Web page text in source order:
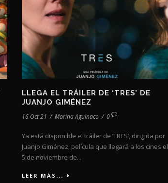
LLEGA EL TRÁILER DE ‘TRES’ DE
JUANJO GIMÉNEZ
16 Oct 21 / Marina Aguinaco / 0
Ya está disponible el tráiler de ‘TRES’, dirigida por
Juanjo Giménez, película que llegará a los cines el
5 de noviembre de...
LEER MÁS...